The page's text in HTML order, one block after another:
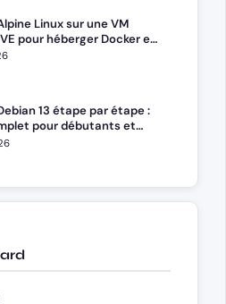
Linux sur une VM
pour héberger Docker et
13 étape par étape :
pour débutants et